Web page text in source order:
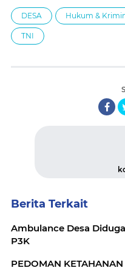
DESA Hukum &
TNI
Berita Terkait
Ambulance Desa
P3K
PEDOMAN